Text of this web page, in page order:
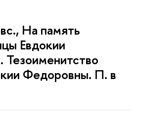
На память
Евдокии
Федоровны. П. в